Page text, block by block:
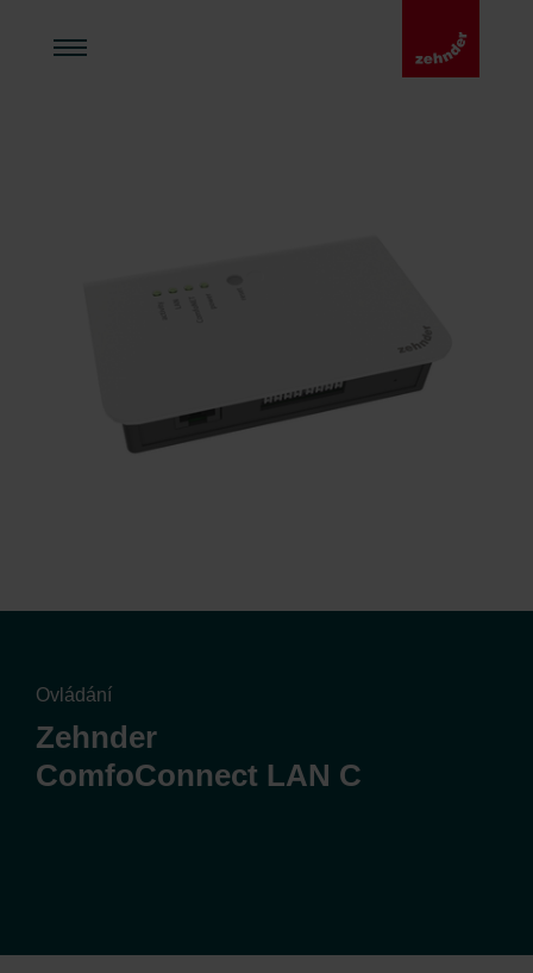
Ovládání
Zehnder
ComfoConnect LAN C